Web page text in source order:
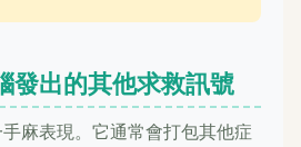
發出的其他求救訊號
麻表現。它通常會打包其他症